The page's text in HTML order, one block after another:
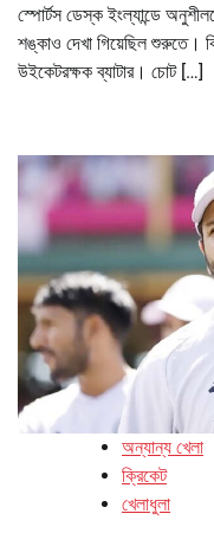
স্পোর্টস ডেস্ক ইংল্যান্ডে
শঙ্কাও দেখা গিয়েছিল
উইকেটরক্ষক ব্যাটার। চোট […]
অন্যান্য খেলা
ক্রিকেট
খেলাধুলা